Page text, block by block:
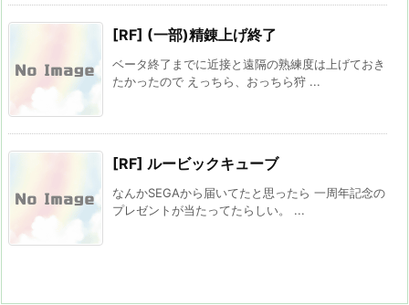
[RF] (一部)精錬上げ終了
ベータ終了までに近接と遠隔の熟練度は上げておき
たかったので えっちら、おっちら狩 ...
[RF] ルービックキューブ
なんかSEGAから届いてたと思ったら 一周年記念の
プレゼントが当たってたらしい。 ...